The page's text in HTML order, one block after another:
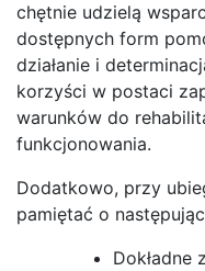
chętnie udzielą
dostępnych form
działanie i
korzyści w postaci
warunków do
funkcjonowania.
Dodatkowo, przy
pamiętać o
Dokładne